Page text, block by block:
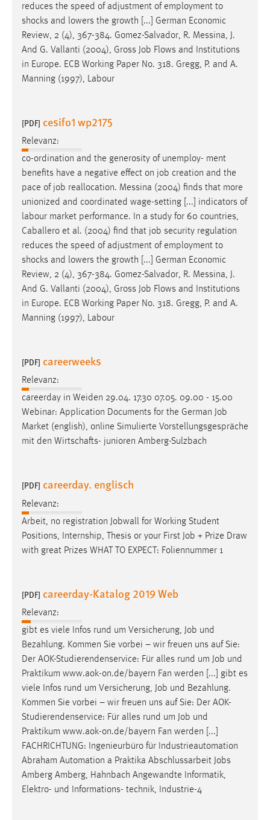
reduces the speed of adjustment of employment to
shocks and lowers the growth [...] German Economic
Review, 2 (4), 367-384. Gomez-Salvador, R. Messina, J.
And G. Vallanti (2004), Gross Job Flows and Institutions
in Europe. ECB Working Paper No. 318. Gregg, P. and A.
Manning (1997), Labour
[PDF] cesifo1 wp2175
Relevanz:
co-ordination and the generosity of unemploy- ment
benefits have a negative effect on job creation and the
pace of job reallocation. Messina (2004) finds that more
unionized and coordinated wage-setting [...] indicators of
labour market performance. In a study for 60 countries,
Caballero et al. (2004) find that job security regulation
reduces the speed of adjustment of employment to
shocks and lowers the growth [...] German Economic
Review, 2 (4), 367-384. Gomez-Salvador, R. Messina, J.
And G. Vallanti (2004), Gross Job Flows and Institutions
in Europe. ECB Working Paper No. 318. Gregg, P. and A.
Manning (1997), Labour
[PDF] careerweeks
Relevanz:
careerday in Weiden 29.04. 17.30 07.05. 09.00 - 15.00
Webinar: Application Documents for the German Job
Market (english), online Simulierte Vorstellungsgespräche
mit den Wirtschafts- junioren Amberg-Sulzbach
[PDF] careerday. englisch
Relevanz:
Arbeit, no registration Jobwall for Working Student
Positions, Internship, Thesis or your First Job + Prize Draw
with great Prizes WHAT TO EXPECT: Foliennummer 1
[PDF] careerday-Katalog 2019 Web
Relevanz:
gibt es viele Infos rund um Versicherung, Job und
Bezahlung. Kommen Sie vorbei – wir freuen uns auf Sie:
Der AOK-Studierendenservice: Für alles rund um Job und
Praktikum www.aok-on.de/bayern Fan werden [...] gibt es
viele Infos rund um Versicherung, Job und Bezahlung.
Kommen Sie vorbei – wir freuen uns auf Sie: Der AOK-
Studierendenservice: Für alles rund um Job und
Praktikum www.aok-on.de/bayern Fan werden [...]
FACHRICHTUNG: Ingenieurbüro für Industrieautomation
Abraham Automation a Praktika Abschlussarbeit Jobs
Amberg Amberg, Hahnbach Angewandte Informatik,
Elektro- und Informations- technik, Industrie-4
EXTERNE MEDIEN
Um Inhalte von Videoplattformen und Social Media
Plattformen anzeigen zu können, werden von diesen
externen Medien Cookies gesetzt.
YouTube
Vimeo